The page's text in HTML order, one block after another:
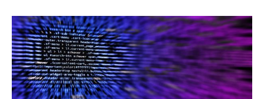
nombre del curso, algo comoDemoX-
notificar@example.com,